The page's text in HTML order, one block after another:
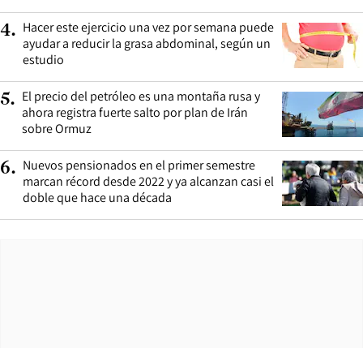
4. Hacer este ejercicio una vez por semana puede
ayudar a reducir la grasa abdominal, según un
estudio
5. El precio del petróleo es una montaña rusa y
ahora registra fuerte salto por plan de Irán
sobre Ormuz
6. Nuevos pensionados en el primer semestre
marcan récord desde 2022 y ya alcanzan casi el
doble que hace una década